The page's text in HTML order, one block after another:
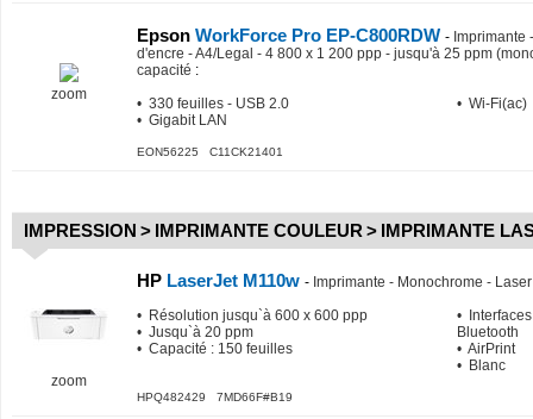
zoom
Epson WorkForce Pro EP-C800RDW - Imprimante
d'encre - A4/Legal - 4 800 x 1 200 ppp - jusqu'à 25 ppm
capacité :
• 330 feuilles - USB 2.0
• Gigabit LAN
• Wi-Fi(ac)
EON56225 C11CK21401
IMPRESSION > IMPRIMANTE COULEUR > IMPRIMANTE
zoom
HP LaserJet M110w - Imprimante - Monochrome -
• Résolution jusqu`à 600 x 600 ppp
• Jusqu`à 20 ppm
• Capacité : 150 feuilles
•
Bluetooth
• AirPrint
• Blanc
HPQ482429 7MD66F#B19